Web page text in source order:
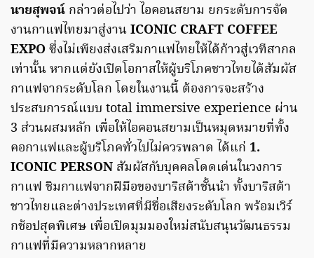
นายสุพจน์ กล่าวต่อไปว่า ไอคอนสยาม ยกระดับการจัด
งานกาแฟไทยมาสู่งานICONIC CRAFT COFFEE
EXPOซึ่งไม่เพียงส่งเสริมกาแฟไทยให้ได้ก้าวสู่เวทีสากล
เท่านั้น หากแต่ยังเปิดโอกาสให้ผู้บริโภคชาวไทยได้สัมผัส
กาแฟจากระดับโลก โดยในงานนี้ ต้องการจะสร้าง
ประสบการณ์แบบ total immersive experience ผ่าน
3 ส่วนผสมหลัก เพื่อให้ไอคอนสยามเป็นหมุดหมายที่ทั้ง
คอกาแฟและผู้บริโภคทั่วไปไม่ควรพลาด ได้แก่ 1.
ICONIC PERSON สัมผัสกับบุคคลโดดเด่นในวงการ
กาแฟ ชิมกาแฟจากฝีมือของบาริสต้าชั้นนำ ทั้งบาริสต้า
ชาวไทยและต่างประเทศที่มีชื่อเสียงระดับโลก พร้อมเวิร์
กช้อปสุดพิเศษ เพื่อเปิดมุมมองใหม่สนับสนุนวัฒนธรรม
กาแฟที่มีความหลากหลาย